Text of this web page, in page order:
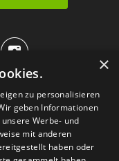
 ×
zu personalisieren
geben Informationen
Werbe- und
mit anderen
haben oder